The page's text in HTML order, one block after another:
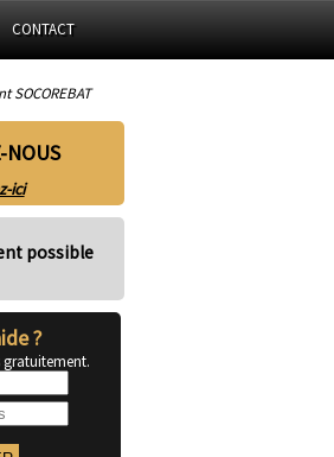
CONTACT
SOCOREBAT
NOUS
ici
possible
?